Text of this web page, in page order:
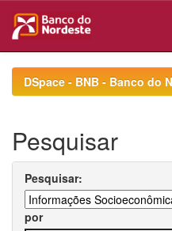
navigationDSpace - BNB - Banco do
Pesquisar
Pesquisar:
por